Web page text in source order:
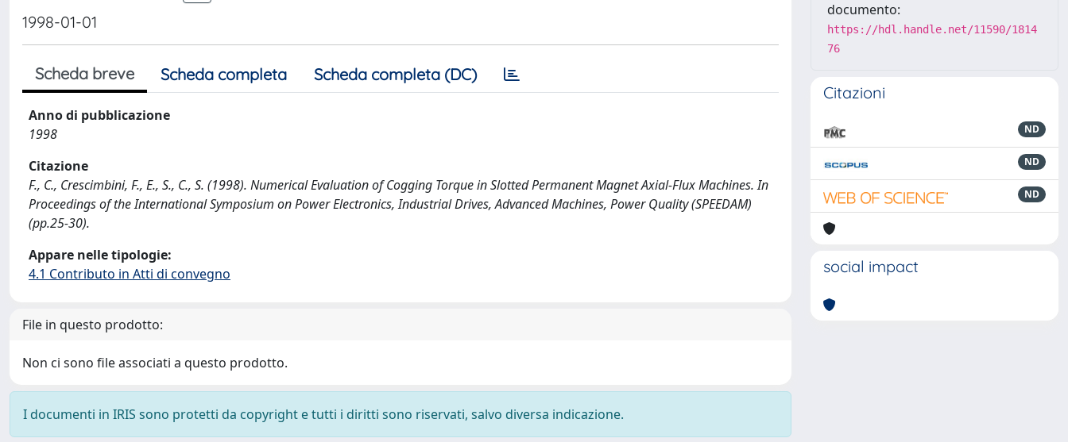
1998-01-01
Scheda breve Scheda completa Scheda completa (DC)
Anno di pubblicazione
1998
Citazione
F., C., Crescimbini, F., E., S., C., S. (1998). Numerical Evaluation of Cogging Torque in Slotted Permanent Magnet Axial-Flux Machines. In
Proceedings of the International Symposium on Power Electronics, Industrial Drives, Advanced Machines, Power Quality (SPEEDAM)
(pp.25-30).
Appare nelle tipologie:
4.1 Contributo in Atti di convegno
File in questo prodotto:
Non ci sono file associati a questo prodotto.
I documenti in IRIS sono protetti da copyright e tutti i diritti sono riservati, salvo diversa indicazione.
documento:
https://hdl.handle.net/11590/1814
76
Citazioni
ND
ND
ND
social impact